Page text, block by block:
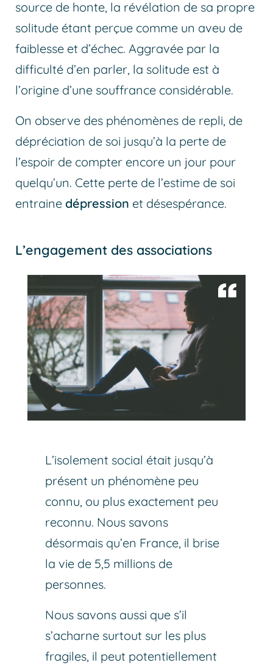
source de honte, la révélation de sa propre
solitude étant perçue comme un aveu de
faiblesse et d’échec. Aggravée par la
difficulté d’en parler, la solitude est à
l’origine d’une souffrance considérable.
On observe des phénomènes de repli, de
dépréciation de soi jusqu’à la perte de
l’espoir de compter encore un jour pour
quelqu’un. Cette perte de l’estime de soi
entraine dépression et désespérance.
L’engagement des associations
L’isolement social était jusqu’à
présent un phénomène peu
connu, ou plus exactement peu
reconnu. Nous savons
désormais qu’en France, il brise
la vie de 5,5 millions de
personnes.
Nous savons aussi que s’il
s’acharne surtout sur les plus
fragiles, il peut potentiellement